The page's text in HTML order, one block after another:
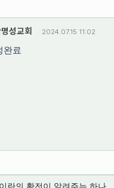
성교회 2024.07.15 11:02
완료